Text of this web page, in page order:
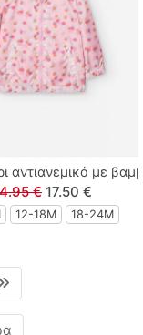
και κουκούλα
αντιανεμικό με
€ 17.50 €
12-18Μ 18-24Μ